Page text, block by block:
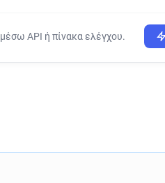
μέσω API ή πίνακα ελέγχου.